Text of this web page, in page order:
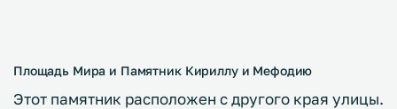
Площадь Мира и Памятник Кириллу и Мефодию
Этот памятник расположен с другого края улицы.